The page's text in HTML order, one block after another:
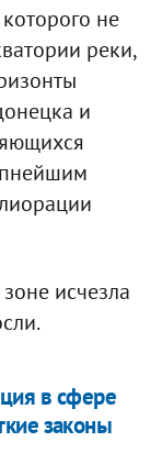
не
реки,
и
исчезла
в сфере
законы